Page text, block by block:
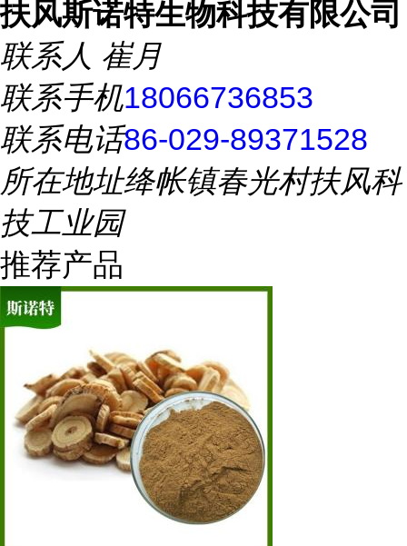
扶风斯诺特生物科技有限公司
联系人 崔月
联系手机18066736853
联系电话86-029-89371528
所在地址绛帐镇春光村扶风科
技工业园
推荐产品